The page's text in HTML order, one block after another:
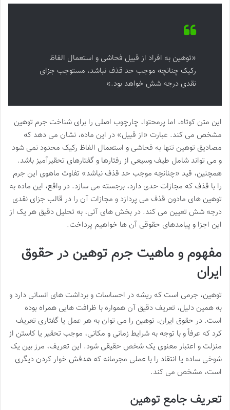
«توهین به افراد از قبیل فحاشی و استعمال الفاظ
رکیک چنانچه موجب حد قذف نباشد، مستوجب جزای
نقدی درجه شش خواهد بود.»
این متن کوتاه، اما پرمحتوا، چارچوب اصلی را برای شناخت جرم توهین
مشخص می کند. عبارت «از قبیل» در این ماده، نشان می دهد که
مصادیق توهین تنها به فحاشی و استعمال الفاظ رکیک محدود نمی شود
و می تواند شامل طیف وسیعی از رفتارها و گفتارهای تحقیرآمیز باشد.
همچنین، قید «چنانچه موجب حد قذف نباشد» تفاوت ماهوی این جرم
را با قذف که مجازات حدی دارد، برجسته می سازد. در واقع، این ماده به
توهین های مادون قذف می پردازد و مجازات آن را در قالب جزای نقدی
درجه شش تعیین می کند. در بخش های آتی، به تحلیل دقیق هر یک از
این اجزا و پیامدهای حقوقی آن ها خواهیم پرداخت.
مفهوم و ماهیت جرم توهین در حقوق
ایران
توهین، جرمی است که ریشه در احساسات و برداشت های انسانی دارد و
به همین دلیل، تعریف دقیق آن همواره با ظرافت هایی همراه بوده
است. در حقوق ایران، توهین را می توان به هر عمل یا گفتاری تعریف
کرد که عرفاً و با توجه به شرایط زمانی و مکانی، موجب تحقیر یا کاستن از
منزلت و اعتبار معنوی یک شخص حقیقی شود. این تعریف، مرز بین یک
شوخی ساده یا انتقاد را با عملی مجرمانه که هدفش خوار کردن دیگری
است، مشخص می کند.
تعریف جامع توهین